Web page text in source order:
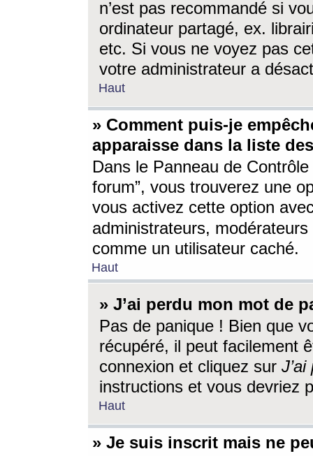
n’est pas recommandé si
ordinateur partagé, ex.
etc. Si vous ne voyez pas
votre administrateur a
Haut
» Comment puis-je
apparaisse dans la liste
Dans le Panneau de
forum”, vous trouverez une
vous activez cette option
administrateurs,
comme un utilisateur caché.
Haut
» J’ai perdu mon mot de
Pas de panique ! Bien que
récupéré, il peut facilement
connexion et cliquez sur
instructions et vous devriez
Haut
» Je suis inscrit mais ne